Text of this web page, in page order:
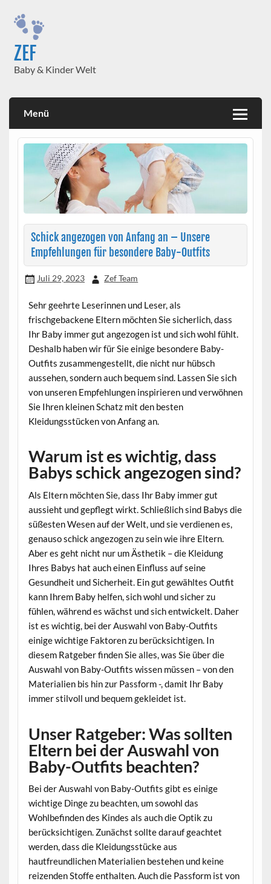
content
ZEF
Baby & Kinder Welt
Menü
Schick angezogen von Anfang an – Unsere
Empfehlungen für besondere Baby-Outfits
Juli 29, 2023 Zef Team
Sehr geehrte Leserinnen und Leser, als
frischgebackene Eltern möchten Sie sicherlich, dass
Ihr Baby immer gut angezogen ist und sich wohl fühlt.
Deshalb haben wir für Sie einige besondere Baby-
Outfits zusammengestellt, die nicht nur hübsch
aussehen, sondern auch bequem sind. Lassen Sie sich
von unseren Empfehlungen inspirieren und verwöhnen
Sie Ihren kleinen Schatz mit den besten
Kleidungsstücken von Anfang an.
Warum ist es wichtig, dass
Babys schick angezogen sind?
Als Eltern möchten Sie, dass Ihr Baby immer gut
aussieht und gepflegt wirkt. Schließlich sind Babys die
süßesten Wesen auf der Welt, und sie verdienen es,
genauso schick angezogen zu sein wie ihre Eltern.
Aber es geht nicht nur um Ästhetik – die Kleidung
Ihres Babys hat auch einen Einfluss auf seine
Gesundheit und Sicherheit. Ein gut gewähltes Outfit
kann Ihrem Baby helfen, sich wohl und sicher zu
fühlen, während es wächst und sich entwickelt. Daher
ist es wichtig, bei der Auswahl von Baby-Outfits
einige wichtige Faktoren zu berücksichtigen. In
diesem Ratgeber finden Sie alles, was Sie über die
Auswahl von Baby-Outfits wissen müssen – von den
Materialien bis hin zur Passform -, damit Ihr Baby
immer stilvoll und bequem gekleidet ist.
Unser Ratgeber: Was sollten
Eltern bei der Auswahl von
Baby-Outfits beachten?
Bei der Auswahl von Baby-Outfits gibt es einige
wichtige Dinge zu beachten, um sowohl das
Wohlbefinden des Kindes als auch die Optik zu
berücksichtigen. Zunächst sollte darauf geachtet
werden, dass die Kleidungsstücke aus
hautfreundlichen Materialien bestehen und keine
reizenden Stoffe enthalten. Auch die Passform ist von